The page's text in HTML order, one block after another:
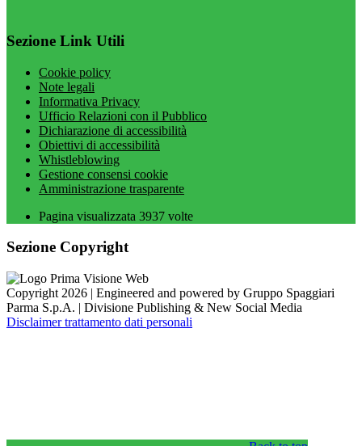
Sezione Link Utili
Cookie policy
Note legali
Informativa Privacy
Ufficio Relazioni con il Pubblico
Dichiarazione di accessibilità
Obiettivi di accessibilità
Whistleblowing
Gestione consensi cookie
Amministrazione trasparente
Pagina visualizzata 3937 volte
Sezione Copyright
Copyright 2026 | Engineered and powered by Gruppo Spaggiari
Parma S.p.A. | Divisione Publishing & New Social Media
Disclaimer trattamento dati personali